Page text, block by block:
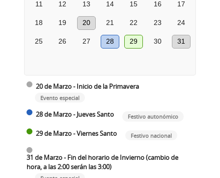
11 12 13 14 15 16 17
18 19 20 21 22 23 24
25 26 27 28 29 30 31
20 de Marzo - Inicio de la Primavera
Evento especial
28 de Marzo - Jueves Santo Festivo autonómico
29 de Marzo - Viernes Santo Festivo nacional
31 de Marzo - Fin del horario de Invierno (cambio de
hora, a las 2:00 serán las 3:00)